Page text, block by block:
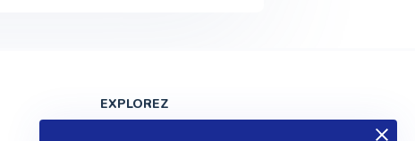
EXPLOREZ